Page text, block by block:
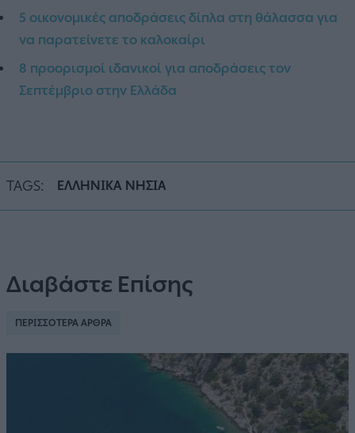
5 οικονομικές αποδράσεις δίπλα στη θάλασσα για
να παρατείνετε το καλοκαίρι
8 προορισμοί ιδανικοί για αποδράσεις τον
Σεπτέμβριο στην Ελλάδα
TAGS: ΕΛΛΗΝΙΚΑ ΝΗΣΙΑ
Διαβάστε Επίσης
ΠΕΡΙΣΣΟΤΕΡΑ ΑΡΘΡΑ